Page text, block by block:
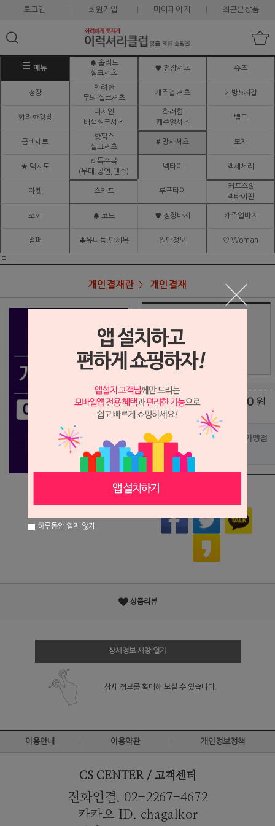
로그인 회원가입 마이페이지 최근본상품
메뉴
♠ 솔리드
실크셔츠
♥ 정장셔츠 슈즈
정장
화려한
무늬 실크셔츠
캐주얼 셔츠 가방&지갑
화려한정장
디자인
배색실크셔츠
화려한
캐주얼셔츠
벨트
콤비세트
핫픽스
실크셔츠
# 망사셔츠 모자
★ 턱시도
♬ 특수복
(무대.공연,댄스)
넥타이 액세서리
자켓 스카프 루프타이
커프스&
넥타이핀
조끼 ♠ 코트 ♥ 정장바지 캐주얼바지
점퍼 ♣유니폼,단체복 원단정보 ♡ Woman
ㅌ
개인결재란 개인결재
상품가 180,000
배송비 (조건)
총 상품 금액 0 원
포인트사용 가맹점
상품리뷰
상세정보 새창 열기
상세 정보를 확대해 보실 수 있습니다.
이용안내 이용약관 개인정보정책
CS CENTER / 고객센터
전화연결. 02-2267-4672
카카오 ID. chagalkor
하루동안 열지 않기